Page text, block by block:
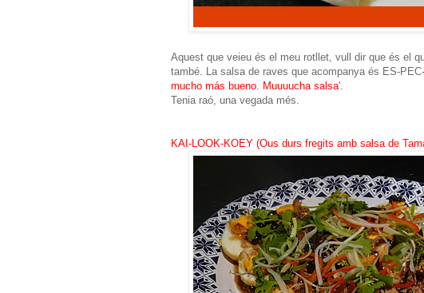
Aquest que veieu és el meu rotllet, vull dir que és el
també. La salsa de raves que acompanya és ES-
mucho más bueno. Muuuucha salsa'.
Tenia raó, una vegada més.
KAI-LOOK-KOEY (Ous durs fregits amb salsa de